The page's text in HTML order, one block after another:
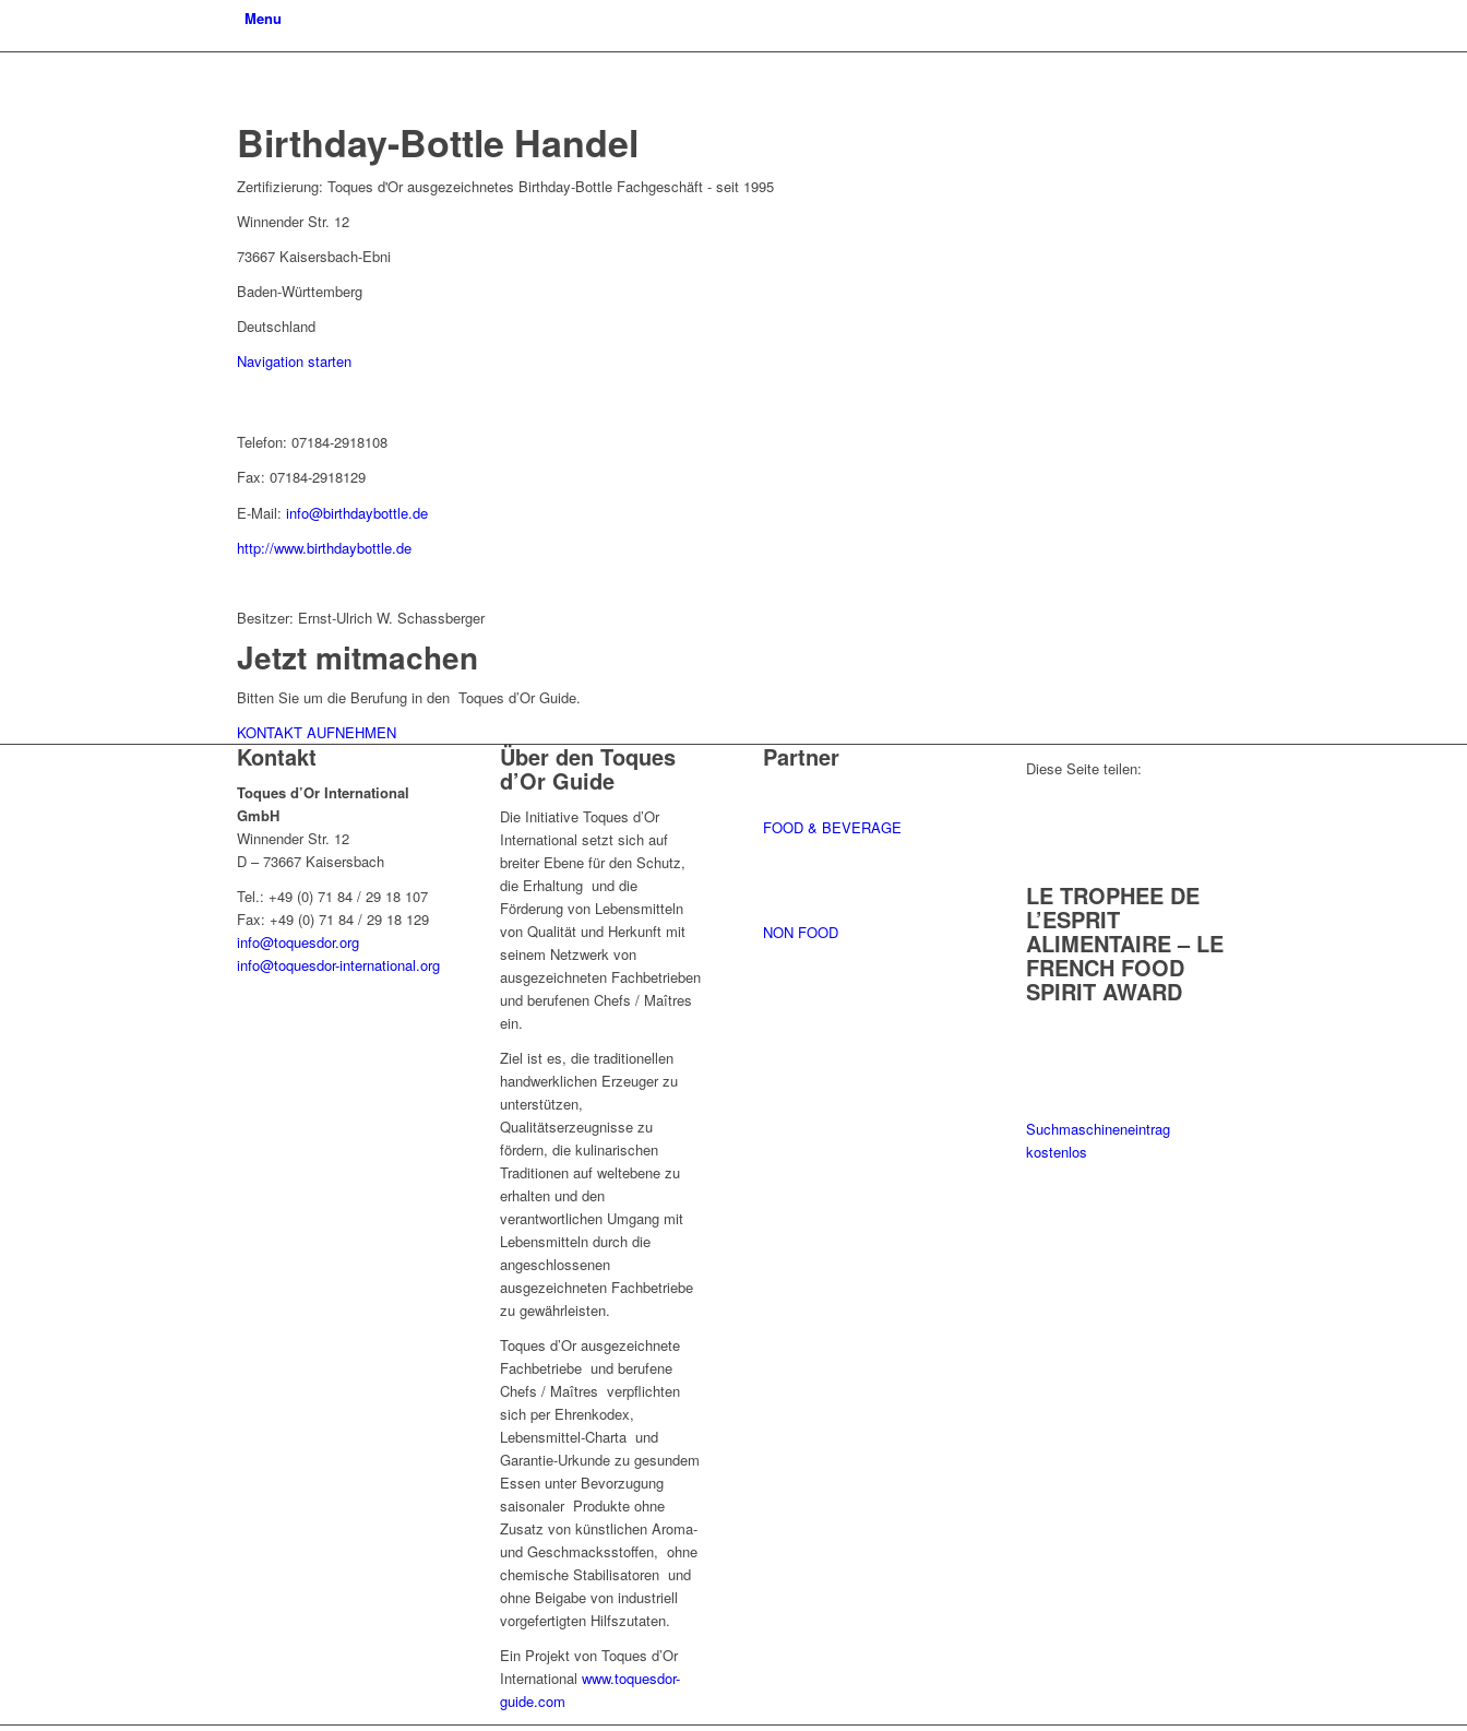
Menu
Birthday-Bottle Handel
Zertifizierung: Toques d'Or ausgezeichnetes Birthday-Bottle Fachgeschäft - seit 1995
Winnender Str. 12
73667 Kaisersbach-Ebni
Baden-Württemberg
Deutschland
Navigation starten
Telefon: 07184-2918108
Fax: 07184-2918129
E-Mail: info@birthdaybottle.de
http://www.birthdaybottle.de
Besitzer: Ernst-Ulrich W. Schassberger
Jetzt mitmachen
Bitten Sie um die Berufung in den Toques d’Or Guide.
KONTAKT AUFNEHMEN
Kontakt
Toques d’Or International
GmbH
Winnender Str. 12
D – 73667 Kaisersbach
Tel.: +49 (0) 71 84 / 29 18 107
Fax: +49 (0) 71 84 / 29 18 129
info@toquesdor.org
info@toquesdor-international.org
Über den Toques
d’Or Guide
Die Initiative Toques d’Or
International setzt sich auf
breiter Ebene für den Schutz,
die Erhaltung und die
Förderung von Lebensmitteln
von Qualität und Herkunft mit
seinem Netzwerk von
ausgezeichneten Fachbetrieben
und berufenen Chefs / Maîtres
ein.
Ziel ist es, die traditionellen
handwerklichen Erzeuger zu
unterstützen,
Qualitätserzeugnisse zu
fördern, die kulinarischen
Traditionen auf weltebene zu
erhalten und den
verantwortlichen Umgang mit
Lebensmitteln durch die
angeschlossenen
ausgezeichneten Fachbetriebe
zu gewährleisten.
Toques d’Or ausgezeichnete
Fachbetriebe und berufene
Chefs / Maîtres verpflichten
sich per Ehrenkodex,
Lebensmittel-Charta und
Garantie-Urkunde zu gesundem
Essen unter Bevorzugung
saisonaler Produkte ohne
Zusatz von künstlichen Aroma-
und Geschmacksstoffen, ohne
chemische Stabilisatoren und
ohne Beigabe von industriell
vorgefertigten Hilfszutaten.
Ein Projekt von Toques d’Or
Internationalwww.toquesdor-
guide.com
Partner
FOOD & BEVERAGE
NON FOOD
Diese Seite teilen:
LE TROPHEE DE
L’ESPRIT
ALIMENTAIRE – LE
FRENCH FOOD
SPIRIT AWARD
Suchmaschineneintrag
kostenlos